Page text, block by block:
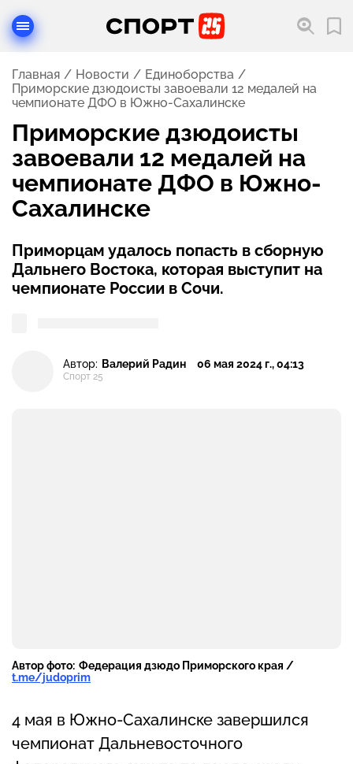
Главная Новости
Единоборства
Приморские дзюдоисты завоевали 12 медалей на
чемпионате ДФО в Южно-Сахалинске
Приморские дзюдоисты
завоевали 12 медалей на
чемпионате ДФО в Южно-
Сахалинске
Приморцам удалось попасть в сборную
Дальнего Востока, которая выступит на
чемпионате России в Сочи.
Автор: Валерий Радин
Спорт 25
06 мая 2024 г., 04:13
Автор фото: Федерация дзюдо Приморского края /
t.me/judoprim
4 мая в Южно-Сахалинске завершился
чемпионат Дальневосточного